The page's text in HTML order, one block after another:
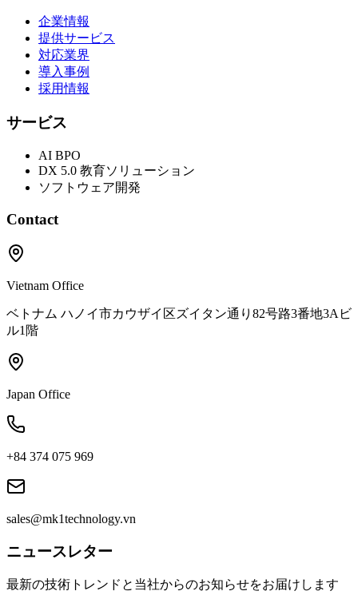
企業情報
提供サービス
対応業界
導入事例
採用情報
サービス
AI BPO
DX 5.0 教育ソリューション
ソフトウェア開発
Contact
Vietnam Office
ベトナム ハノイ市カウザイ区ズイタン通り82号路3番地3Aビ
ル1階
Japan Office
+84 374 075 969
sales@mk1technology.vn
ニュースレター
最新の技術トレンドと当社からのお知らせをお届けします